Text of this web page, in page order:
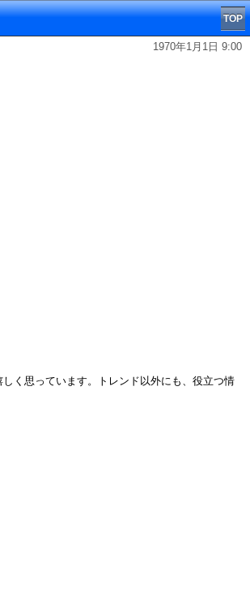
TOP
1970年1月1日 9:00
く思っています。トレンド以外にも、役立つ情